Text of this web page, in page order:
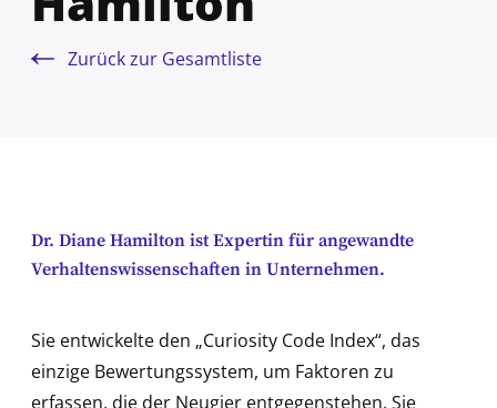
Zurück zur Gesamtliste
Dr. Diane Hamilton ist Expertin für angewandte
Verhaltenswissenschaften in Unternehmen.
Sie entwickelte den „Curiosity Code Index“, das
einzige Bewertungssystem, um Faktoren zu
erfassen, die der Neugier entgegenstehen. Sie